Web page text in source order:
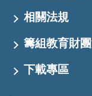
相關法規
籌組教育財
下載專區